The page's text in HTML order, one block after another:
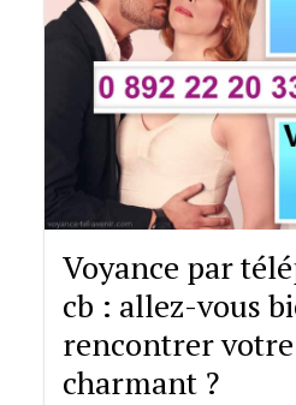
Voyance par
cb : allez-vous
rencontrer
charmant ?